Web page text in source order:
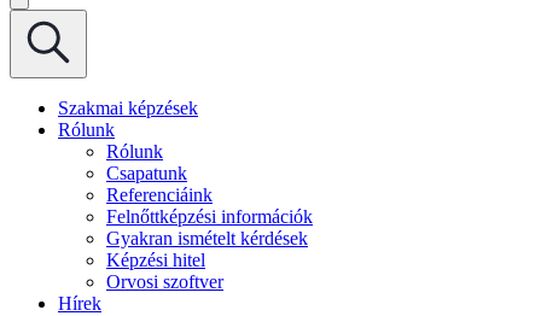
Szakmai képzések
Rólunk
Rólunk
Csapatunk
Referenciáink
Felnőttképzési információk
Gyakran ismételt kérdések
Képzési hitel
Orvosi szoftver
Hírek